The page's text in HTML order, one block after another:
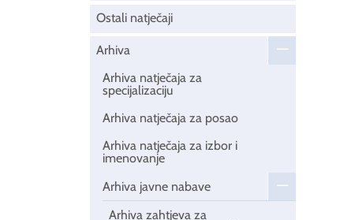
Ostali natječaji
Arhiva
Arhiva natječaja za
specijalizaciju
Arhiva natječaja za posao
Arhiva natječaja za izbor i
imenovanje
Arhiva javne nabave
Arhiva zahtjeva za